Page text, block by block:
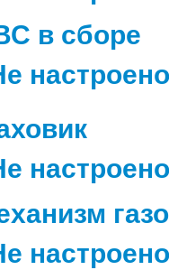
в сборе